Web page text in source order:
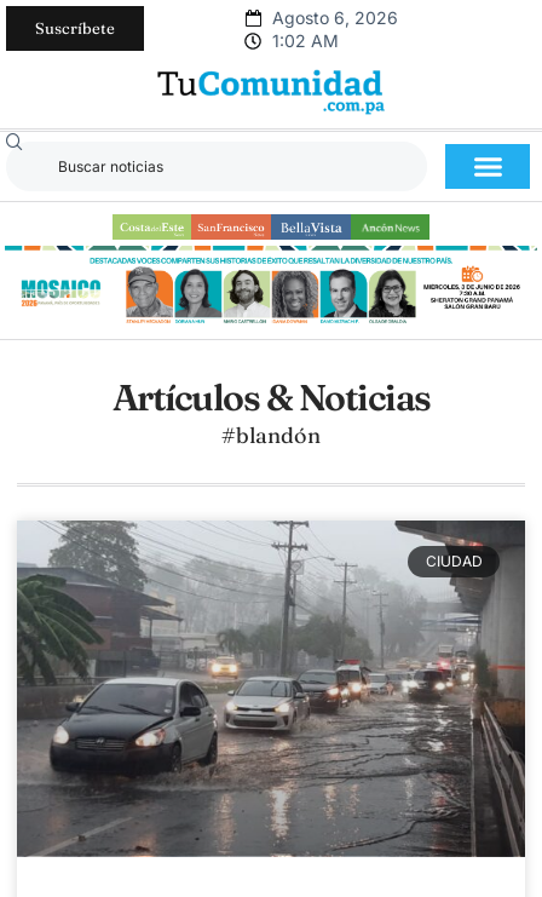
Suscríbete
Agosto 6, 2026
1:02 AM
Artículos & Noticias
#blandón
CIUDAD